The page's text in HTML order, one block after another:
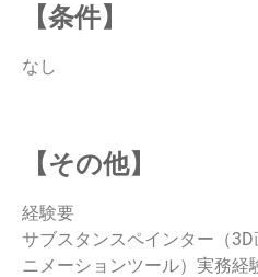
【条件】
なし
【その他】
経験要
サブスタンスペインター（
ニメーションツール）実務経